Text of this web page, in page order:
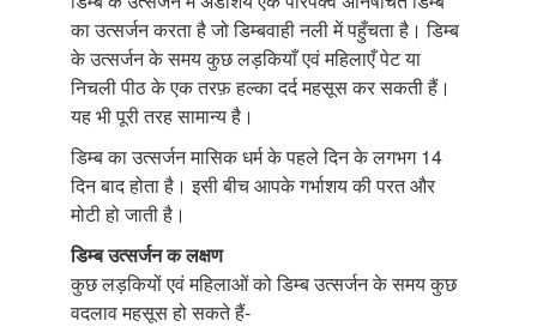
का उत्सर्जन करता है जो डिम्बवाही नली में पहुँचता है। डिम्ब
के उत्सर्जन के समय कुछ लड़कियाँ एवं महिलाएँ पेट या
निचली पीठ के एक तरफ़ हल्का दर्द महसूस कर सकती हैं।
यह भी पूरी तरह सामान्य है।
डिम्ब का उत्सर्जन मासिक धर्म के पहले दिन के लगभग 14
दिन बाद होता है। इसी बीच आपके गर्भाशय की परत और
मोटी हो जाती है।
डिम्ब उत्सर्जन क लक्षण
कुछ लड़कियों एवं महिलाओं को डिम्ब उत्सर्जन के समय कुछ
वदलाव महसूस हो सकते हैं-